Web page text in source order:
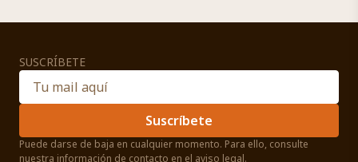
SUSCRÍBETE
Suscríbete
Puede darse de baja en cualquier momento. Para ello, consulte
nuestra información de contacto en el aviso legal.